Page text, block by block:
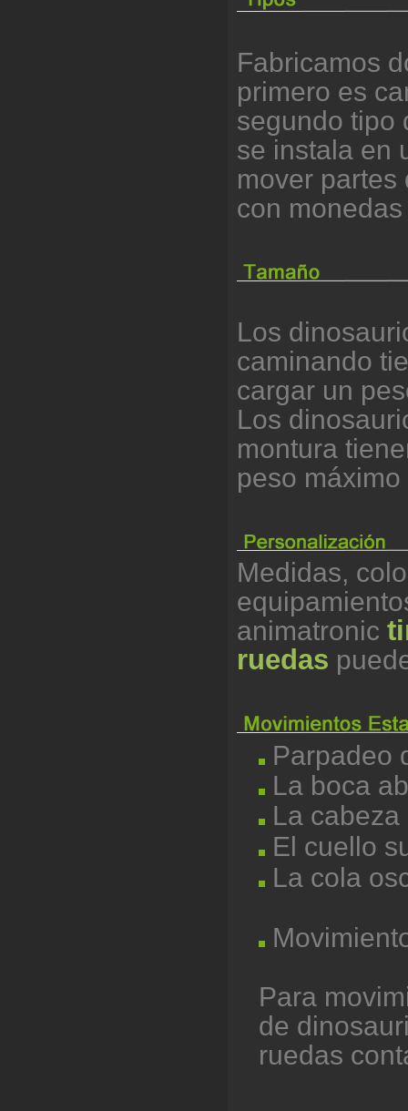
Fabricamos
primero es
segundo tipo
se instala en
mover partes
con monedas
Los
caminando
cargar un
Los
montura
peso
Medidas,
animatronic
ruedas
Parpadeo
La boca
La
El cuello
La cola
Para
de
ruedas